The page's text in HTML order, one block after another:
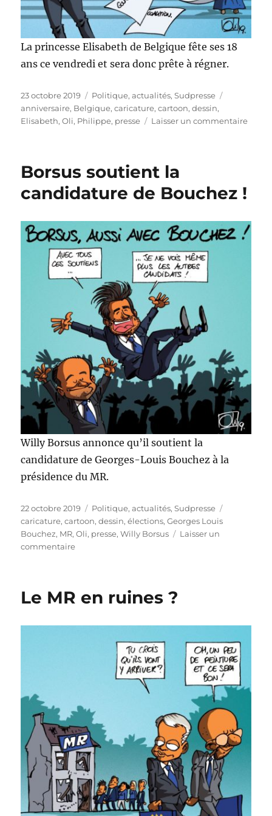
La princesse Elisabeth de Belgique fête ses 18
ans ce vendredi et sera donc prête à régner.
Publié
le
23 octobre 2019 Catégories
Politique, actualités,Sudpresse
anniversaire, Belgique,caricature,cartoon,dessin,
Elisabeth,Oli, Philippe, presse Laisser un commentairesur
Borsus soutient la
candidature de Bouchez !
Willy Borsus annonce qu’il soutient la
candidature de Georges-Louis Bouchez à la
présidence du MR.
Publié
le
22 octobre 2019 Catégories
Politique, actualités,Sudpresse
caricature,cartoon,dessin,élections,Georges Louis
Bouchez, MR,Oli, presse,Willy Borsus
Laisser un
commentairesur
candidature
Le MR en ruines ?